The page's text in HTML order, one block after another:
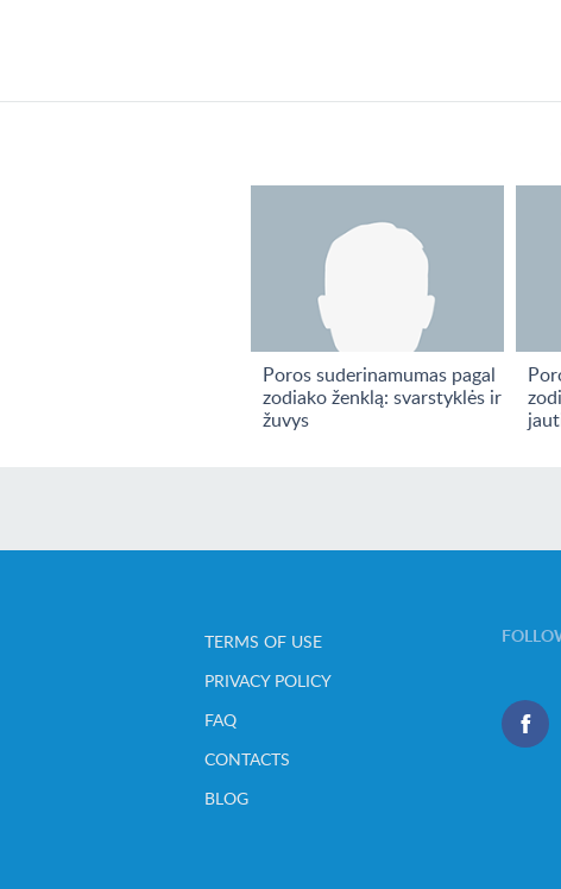
Poros suderinamumas pagal
zodiako ženklą: svarstyklės ir
žuvys
TERMS OF USE
PRIVACY POLICY
FAQ
CONTACTS
BLOG